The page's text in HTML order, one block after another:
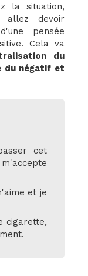
la situation,
allez devoir
pensée
Cela va
du
du négatif et
cet
et je
cigarette,